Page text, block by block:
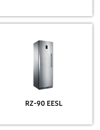
RZ-90 EESL